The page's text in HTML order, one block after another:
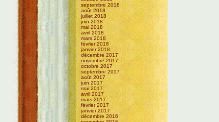
septembre 2018
août 2018
juillet 2018
juin 2018
mai 2018
avril 2018
mars 2018
février 2018
janvier 2018
décembre 2017
novembre 2017
octobre 2017
septembre 2017
août 2017
juin 2017
mai 2017
avril 2017
mars 2017
février 2017
janvier 2017
décembre 2016